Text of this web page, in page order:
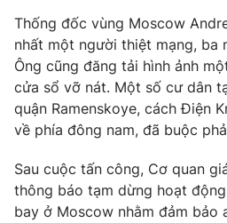
VTV Money
VTV Sức khoẻ Bất
Thị trường 24h
VTV4
Thống đốc vùng Moscow
nhất một người thiệt mạng, ba
Ông cũng đăng tải hình ảnh
cửa sổ vỡ nát. Một số cư dân
quận Ramenskoye, cách Điện
về phía đông nam, đã buộc
Sau cuộc tấn công, Cơ quan
thông báo tạm dừng hoạt
bay ở Moscow nhằm đảm bảo